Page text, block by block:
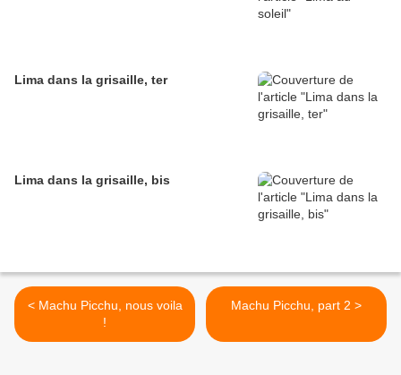
Lima dans la grisaille, ter
Lima dans la grisaille, bis
< Machu Picchu, nous voila
!
Machu Picchu, part 2 >